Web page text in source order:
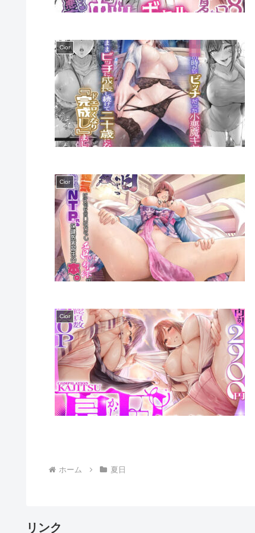
Cior
Cior
Cior
ホーム 夏日
リンク